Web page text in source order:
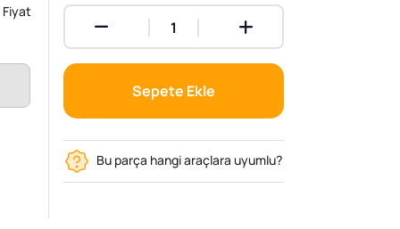
Fiyat
Sepete Ekle
Bu parça hangi araçlara uyumlu?